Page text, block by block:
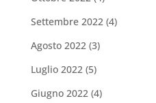
Settembre 2022(4)
Agosto 2022(3)
Luglio 2022(5)
Giugno 2022(4)